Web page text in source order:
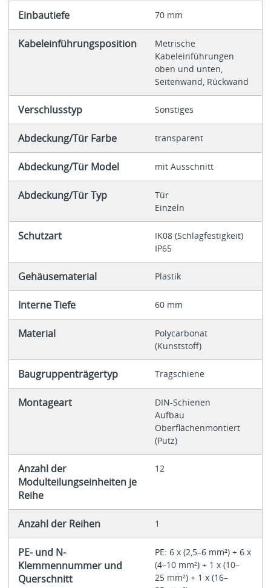
Einbautiefe 70 mm
Kabeleinführungsposition
Metrische
Kabeleinführungen
oben und unten,
Seitenwand, Rückwand
Verschlusstyp Sonstiges
Abdeckung/Tür Farbe transparent
Abdeckung/Tür Model mit Ausschnitt
Abdeckung/Tür Typ
Tür
Einzeln
Schutzart
IK08 (Schlagfestigkeit)
IP65
Gehäusematerial Plastik
Interne Tiefe 60 mm
Material
Polycarbonat
(Kunststoff)
Baugruppenträgertyp Tragschiene
Montageart
DIN-Schienen
Aufbau
Oberflächenmontiert
(Putz)
Anzahl der
Modulteilungseinheiten je
Reihe
12
Anzahl der Reihen 1
PE- und N-
Klemmennummer und
Querschnitt
PE: 6 x (2,5–6 mm²) + 6 x
(4–10 mm²) + 1 x (10–
25 mm²) + 1 x (16–